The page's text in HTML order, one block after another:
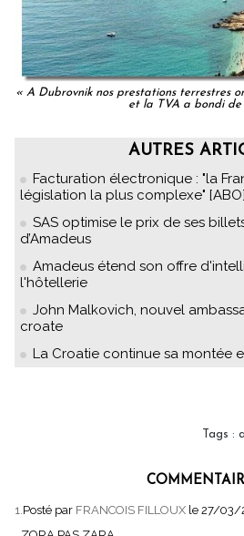
« A Dubrovnik nos prestations terrestres
et la TVA a bondi de
AUTRES
Facturation électronique : "la
législation la plus complexe" [ABO]
SAS optimise le prix de ses
d’Amadeus
Amadeus étend son offre
l'hôtellerie
John Malkovich, nouvel
croate
La Croatie continue sa montée
Tags :
1. Posté par FRANCOIS FILLOUX le 27/